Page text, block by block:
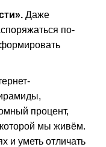
Даже
по-
процент,
мы живём.
и уметь отличать